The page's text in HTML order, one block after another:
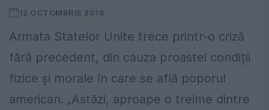
12 OCTOMBRIE 2018
Armata Statelor Unite trece printr-o criză
fără precedent, din cauza proastei condiții
fizice și morale în care se află poporul
american. „Astăzi, aproape o treime dintre